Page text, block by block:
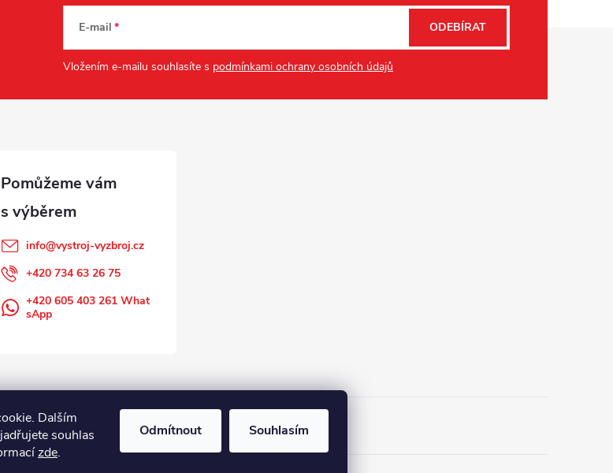
Dalším
souhlas
zde.
Odmítnout Souhlasím
E-mail
Vložením e-mailu souhlasíte s podmínkami ochrany osobních údajů
ODEBÍRAT
info@vystroj-vyzbroj.cz
+420 734 63 26 75
+420 605 403 261 What
sApp